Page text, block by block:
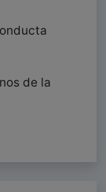
de la